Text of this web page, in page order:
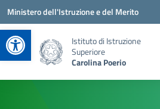
Apri la barra degli
Vai ai contenuti
Vai al menu di navigazione
Vai al footer
Ministero dell'Istruzione e del Merito
Istituto di Istruzione
Superiore
Carolina Poerio